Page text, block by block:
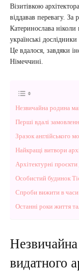
Візитівкою
віддавав перевагу. За
Катеринослава ніколи
українські
Це вдалося, завдяки
Німеччині.
Незвичайна родина
Перші вдалі
Зразок англійського
Найкращі витвори
Архітектурні проєкти
Особистий будинок
Спроби вижити в
Останні роки життя
видатного